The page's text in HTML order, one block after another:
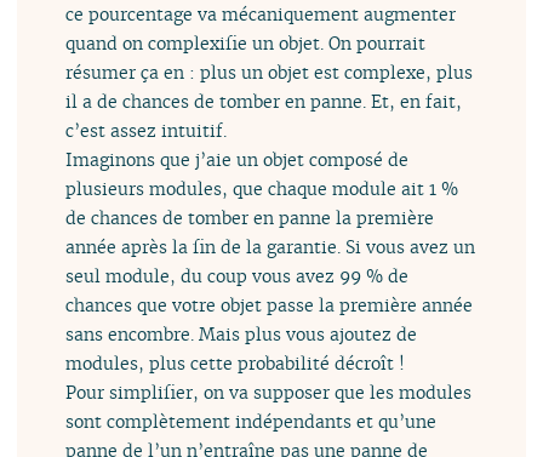
ce pourcentage va mécaniquement augmenter
quand on complexifie un objet. On pourrait
résumer ça en : plus un objet est complexe, plus
il a de chances de tomber en panne. Et, en fait,
c’est assez intuitif.
Imaginons que j’aie un objet composé de
plusieurs modules, que chaque module ait 1 %
de chances de tomber en panne la première
année après la fin de la garantie. Si vous avez un
seul module, du coup vous avez 99 % de
chances que votre objet passe la première année
sans encombre. Mais plus vous ajoutez de
modules, plus cette probabilité décroît !
Pour simplifier, on va supposer que les modules
sont complètement indépendants et qu’une
panne de l’un n’entraîne pas une panne de